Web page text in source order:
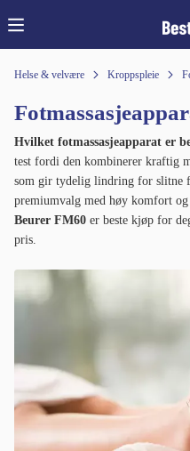
Helse & velvære Kroppspleie
Hvilket fotmassasjeapparat er
test fordi den kombinerer kraftig
som gir tydelig lindring for slitne
premiumvalg med høy komfort
Beurer FM60 er beste kjøp for
pris.